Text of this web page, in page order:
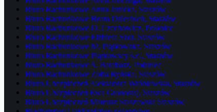
Biuro Rachunkowe Anna Janicka, Staszów
Biuro Rachunkowe Beata Dzieciuch, Staszów
Biuro Rachunkowe D. Czechowicz, Połaniec
Biuro Rachunkowe Elżbieta Szot, Staszów
Biuro Rachunkowe M. Piątkowska, Staszów
Biuro Rachunkowe Piątkowscy s.c., Staszów
Biuro Rachunkowe S. Barabasz, Połaniec
Biuro Rachunkowe Zofia Ryńska, Staszów
Biuro Ubezpieczeń Aleksandra Wróblewska, Staszów
Biuro Ubezpieczeń Ewa Gronostaj, Staszów
Biuro Ubezpieczeń Mateusz Staszewski Staszów